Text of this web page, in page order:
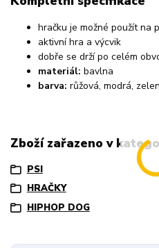
hračku je možné použít na
aktivní hra a výcvik
dobře se drží po celém
materiál: bavlna
barva: růžová, modrá,
Zboží zařazeno v
PSI
HRAČKY
HIPHOP DOG